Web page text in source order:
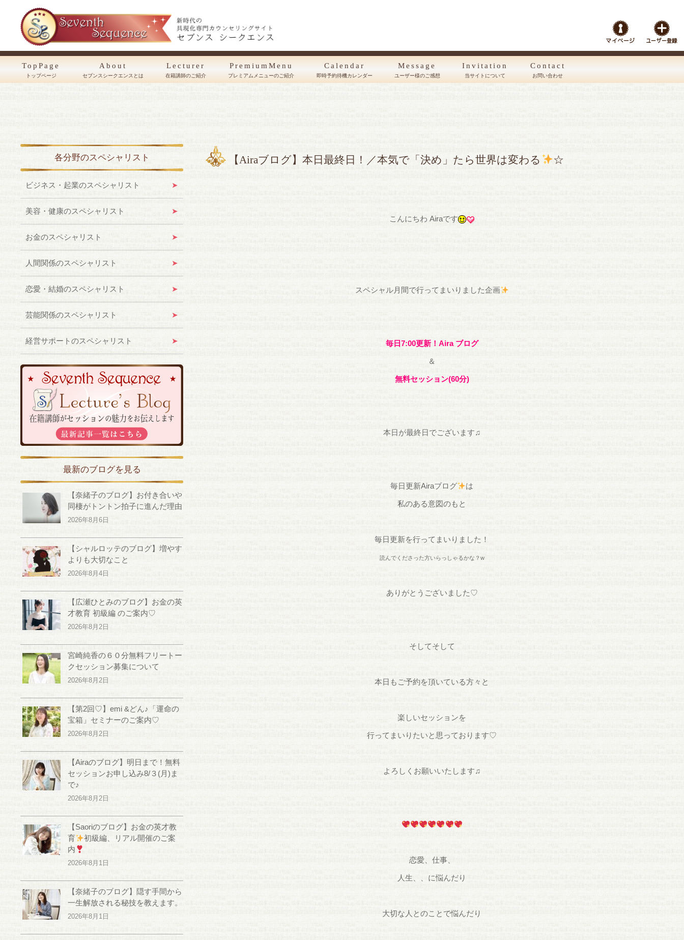
TopPage
トップページ
About
セブンスシークエンスとは
Lecturer
在籍講師のご紹介
PremiumMenu
プレミアムメニューのご紹介
Calendar
即時予約待機カレンダー
Message
ユーザー様のご感想
Invitation
当サイトについて
Contact
お問い合わせ
【Airaブログ】本日最終日！／本気で「決め」たら世界は変わる ☆
こんにちわ Airaです
スペシャル月間で行ってまいりました企画
毎日7:00更新！Aira ブログ
＆
無料セッション(60分)
本日が最終日でございます♫
毎日更新Airaブログ は
私のある意図のもと
毎日更新を行ってまいりました！
読んでくださった方いらっしゃるかな？w
ありがとうございました♡
そしてそして
本日もご予約を頂いている方々と
楽しいセッションを
行ってまいりたいと思っております♡
よろしくお願いいたします♫
恋愛、仕事、
人生、、に悩んだり
大切な人とのことで悩んだり
各分野のスペシャリスト
ビジネス・起業のスペシャリスト
美容・健康のスペシャリスト
お金のスペシャリスト
人間関係のスペシャリスト
恋愛・結婚のスペシャリスト
芸能関係のスペシャリスト
経営サポートのスペシャリスト
最新のブログを見る
【奈緒子のブログ】お付き合いや
同棲がトントン拍子に進んだ理由
2026年8月6日
【シャルロッテのブログ】増やす
よりも大切なこと
2026年8月4日
【広瀬ひとみのブログ】お金の英
才教育 初級編 のご案内♡
2026年8月2日
宮崎純香の６０分無料フリートー
クセッション募集について
2026年8月2日
【第2回♡】emi &どん♪「運命の
宝箱」セミナーのご案内♡
2026年8月2日
【Airaのブログ】明日まで！無料
セッションお申し込み8/３(月)ま
で♪
2026年8月2日
【Saoriのブログ】お金の英才教
育
初級編、リアル開催のご案
内
2026年8月1日
【奈緒子のブログ】隠す手間から
一生解放される秘技を教えます。
2026年8月1日